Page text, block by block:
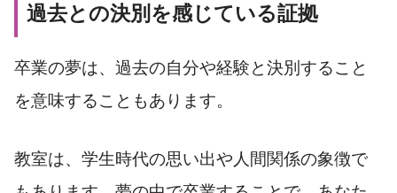
過去との決別を感じている証拠
卒業の夢は、過去の自分や経験と決別すること
を意味することもあります。
教室は、学生時代の思い出や人間関係の象徴で